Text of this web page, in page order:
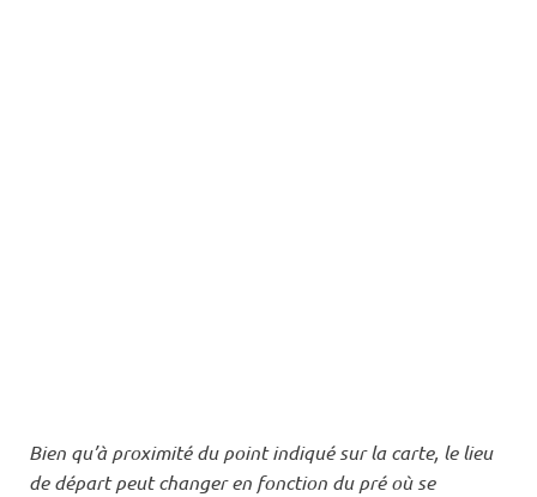
Bien qu’à proximité du point indiqué sur la carte, le lieu
de départ peut changer en fonction du pré où se